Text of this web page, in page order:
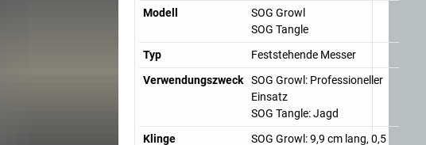
Modell
SOG Growl
SOG Tangle
Typ
Feststehende Messer
Verwendungszweck
SOG Growl: Professioneller
Einsatz
SOG Tangle: Jagd
Klinge
SOG Growl: 9,9 cm lang, 0,5